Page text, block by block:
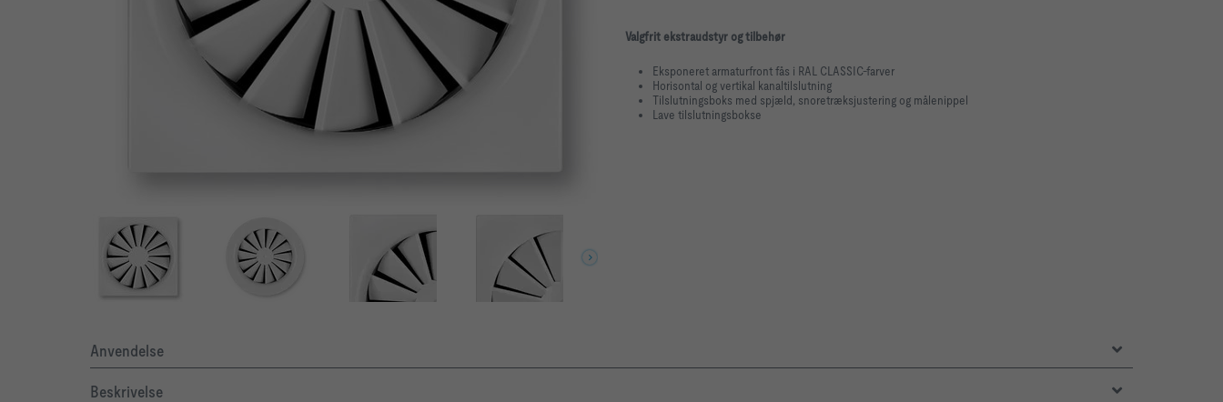
Valgfrit ekstraudstyr og tilbehør
Eksponeret armaturfront fås i RAL CLASSIC-farver
Horisontal og vertikal kanaltilslutning
Tilslutningsboks med spjæld, snoretræksjustering og målenippel
Lave tilslutningsbokse
Anvendelse
Beskrivelse